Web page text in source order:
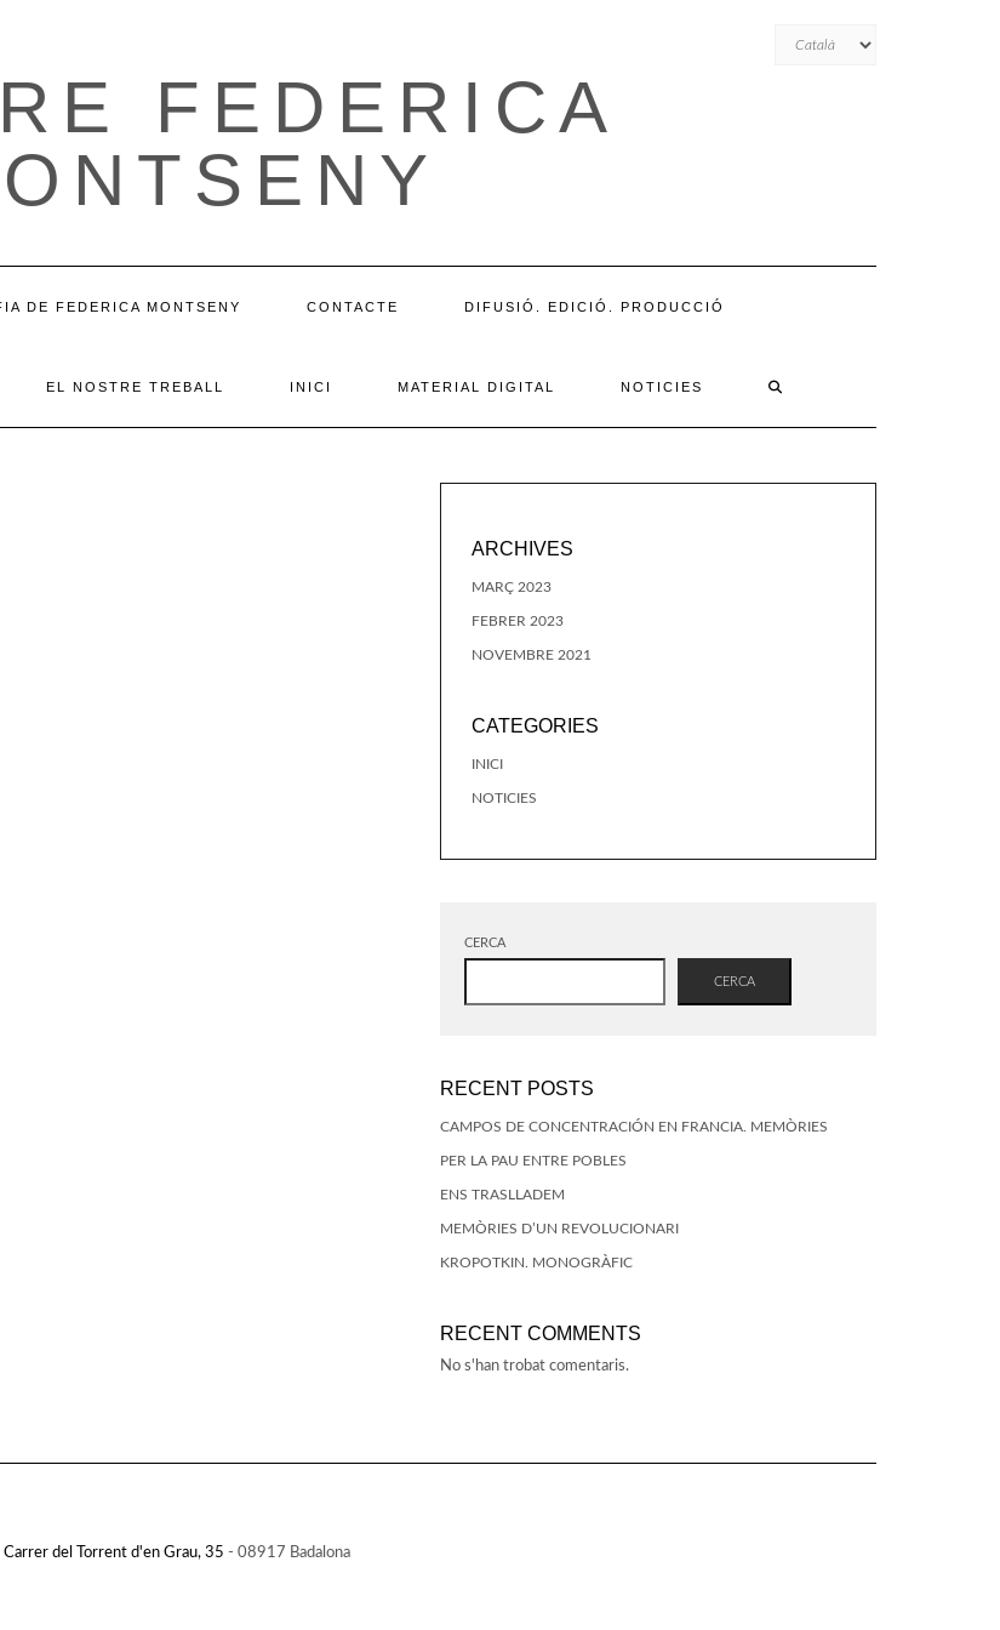
FEDERICA
DE FEDERICA MONTSENY CONTACTE DIFUSIÓ. EDICIÓ. PRODUCCIÓ
EL NOSTRE TREBALL INICI MATERIAL DIGITAL NOTICIES
ARCHIVES
MARÇ 2023
FEBRER 2023
NOVEMBRE 2021
CATEGORIES
INICI
NOTICIES
CERCA
CERCA
RECENT POSTS
CAMPOS DE CONCENTRACIÓN EN FRANCIA. MEMÒRIES
PER LA PAU ENTRE POBLES
ENS TRASLLADEM
MEMÒRIES D’UN REVOLUCIONARI
KROPOTKIN. MONOGRÀFIC
RECENT COMMENTS
No s'han trobat comentaris.
Carrer del Torrent d'en Grau, 35 - 08917 Badalona